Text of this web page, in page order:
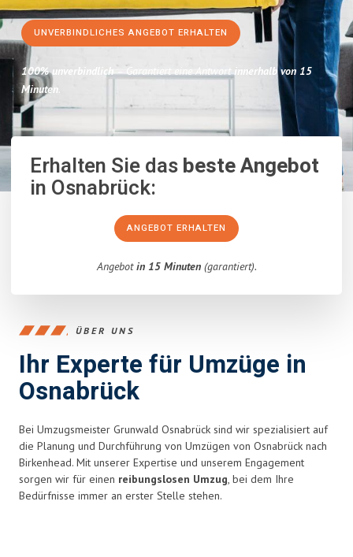
UNVERBINDLICHES ANGEBOT ERHALTEN
100% unverbindlich– Garantiert eine Antwortinnerhalb von 15
Minuten.
Erhalten Sie dasbeste Angebot
in Osnabrück:
ANGEBOT ERHALTEN
Angebotin 15 Minuten(garantiert).
ÜBER UNS
Ihr Experte für Umzüge in
Osnabrück
Bei Umzugsmeister Grunwald Osnabrück sind wir spezialisiert auf
die Planung und Durchführung von Umzügen von Osnabrück nach
Birkenhead. Mit unserer Expertise und unserem Engagement
sorgen wir für einen reibungslosen Umzug, bei dem Ihre
Bedürfnisse immer an erster Stelle stehen.